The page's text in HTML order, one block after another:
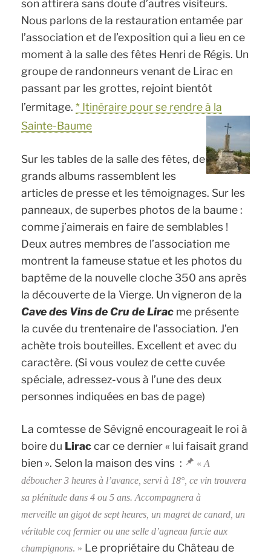
son attirera sans doute d’autres visiteurs.
Nous parlons de la restauration entamée par
l’association et de l’exposition qui a lieu en ce
moment à la salle des fêtes Henri de Régis. Un
groupe de randonneurs venant de Lirac en
passant par les grottes, rejoint bientôt
l’ermitage.* Itinéraire pour se rendre à la
Sainte-Baume
Sur les tables de la salle des fêtes, de
grands albums rassemblent les
articles de presse et les témoignages. Sur les
panneaux, de superbes photos de la baume :
comme j’aimerais en faire de semblables !
Deux autres membres de l’association me
montrent la fameuse statue et les photos du
baptême de la nouvelle cloche 350 ans après
la découverte de la Vierge. Un vigneron de la
Cave des Vins de Cru de Lirac me présente
la cuvée du trentenaire de l’association. J’en
achète trois bouteilles. Excellent et avec du
caractère. (Si vous voulez de cette cuvée
spéciale, adressez-vous à l’une des deux
personnes indiquées en bas de page)
La comtesse de Sévigné encourageait le roi à
boire du Liraccar ce dernier « lui faisait grand
bien ». Selon la maison des vins : «A
déboucher 3 heures à l’avance, servi à 18°, ce vin trouvera
sa plénitude dans 4 ou 5 ans. Accompagnera à
merveille un gigot de sept heures, un magret de canard, un
véritable coq fermier ou une selle d’agneau farcie aux
champignons. » Le propriétaire du Château de